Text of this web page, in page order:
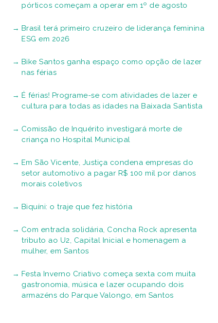
pórticos começam a operar em 1º de agosto
Brasil terá primeiro cruzeiro de liderança feminina
ESG em 2026
Bike Santos ganha espaço como opção de lazer
nas férias
É férias! Programe-se com atividades de lazer e
cultura para todas as idades na Baixada Santista
Comissão de Inquérito investigará morte de
criança no Hospital Municipal
Em São Vicente, Justiça condena empresas do
setor automotivo a pagar R$ 100 mil por danos
morais coletivos
Biquíni: o traje que fez história
Com entrada solidária, Concha Rock apresenta
tributo ao U2, Capital Inicial e homenagem a
mulher, em Santos
Festa Inverno Criativo começa sexta com muita
gastronomia, música e lazer ocupando dois
armazéns do Parque Valongo, em Santos